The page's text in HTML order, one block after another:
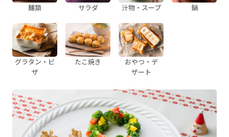
麺類 サラダ 汁物・スープ 鍋
グラタン・ピ
ザ
たこ焼き
おやつ・デ
ザート